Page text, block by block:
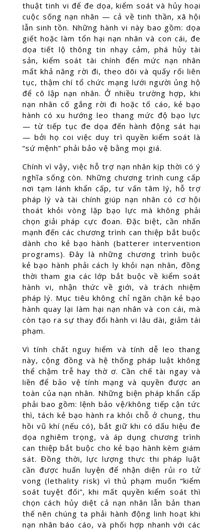
thuật tinh vi để đe dọa, kiểm soát và hủy hoại
cuộc sống nạn nhân — cả về tinh thần, xã hội
lẫn sinh tồn. Những hành vi này bao gồm: dọa
giết hoặc làm tổn hại nạn nhân và con cái, đe
dọa tiết lộ thông tin nhạy cảm, phá hủy tài
sản, kiểm soát tài chính đến mức nạn nhân
mất khả năng rời đi, theo dõi và quấy rối liên
tục, thậm chí tổ chức mạng lưới người ủng hộ
để cô lập nạn nhân. Ở nhiều trường hợp, khi
nạn nhân cố gắng rời đi hoặc tố cáo, kẻ bạo
hành có xu hướng leo thang mức độ bạo lực
— từ tiếp tục đe dọa đến hành động sát hại
— bởi họ coi việc duy trì quyền kiểm soát là
“sứ mệnh” phải bảo vệ bằng mọi giá.
Chính vì vậy, việc hỗ trợ nạn nhân kịp thời có ý
nghĩa sống còn. Những chương trình cung cấp
nơi tạm lánh khẩn cấp, tư vấn tâm lý, hỗ trợ
pháp lý và tài chính giúp nạn nhân có cơ hội
thoát khỏi vòng lặp bạo lực mà không phải
chọn giải pháp cực đoan. Đặc biệt, cần nhấn
mạnh đến các chương trình can thiệp bắt buộc
dành cho kẻ bạo hành (batterer intervention
programs). Đây là những chương trình buộc
kẻ bạo hành phải cách ly khỏi nạn nhân, đồng
thời tham gia các lớp bắt buộc về kiểm soát
hành vi, nhận thức về giới, và trách nhiệm
pháp lý. Mục tiêu không chỉ ngăn chặn kẻ bạo
hành quay lại làm hại nạn nhân và con cái, mà
còn tạo ra sự thay đổi hành vi lâu dài, giảm tái
phạm.
Vì tính chất nguy hiểm và tính dễ leo thang
này, cộng đồng và hệ thống pháp luật không
thể chậm trễ hay thờ ơ. Cần chế tài ngay và
liền để bảo vệ tính mạng và quyền được an
toàn của nạn nhân. Những biện pháp khẩn cấp
phải bao gồm: lệnh bảo vệ/không tiếp cận tức
thì, tách kẻ bạo hành ra khỏi chỗ ở chung, thu
hồi vũ khí (nếu có), bắt giữ khi có dấu hiệu đe
dọa nghiêm trọng, và áp dụng chương trình
can thiệp bắt buộc cho kẻ bạo hành kèm giám
sát. Đồng thời, lực lượng thực thi pháp luật
cần được huấn luyện để nhận diện rủi ro tử
vong (lethality risk) vì thủ phạm muốn “kiểm
soát tuyệt đối”, khi mất quyền kiểm soát thì
chọn cách hủy diệt cả nạn nhân lẫn bản than
thế nên chúng ta phải hành động linh hoạt khi
nạn nhân báo cáo, và phối hợp nhanh với các